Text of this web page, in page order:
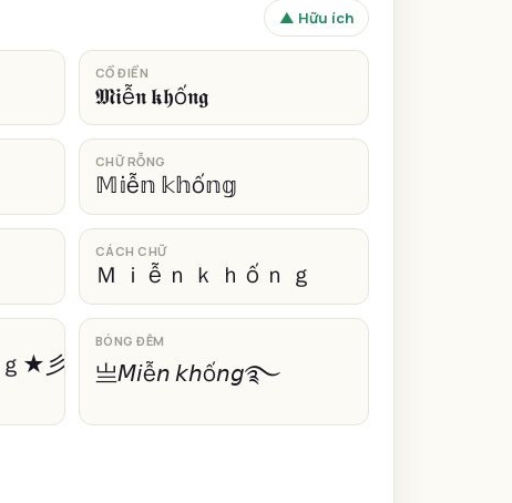
▲ Hữu ích
CỔ ĐIỂN
𝕸𝖎ễ𝖓 𝖐𝖍ố𝖓𝖌
CHỮ RỖNG
𝕄𝕚ễ𝕟 𝕜𝕙ố𝕟𝕘
CÁCH CHỮ
Ｍ ｉ ễ ｎ ｋ ｈ ố ｎ ｇ
★彡
BÓNG ĐÊM
亗𝘔𝘪ễ𝘯 𝘬𝘩ố𝘯𝘨࿐